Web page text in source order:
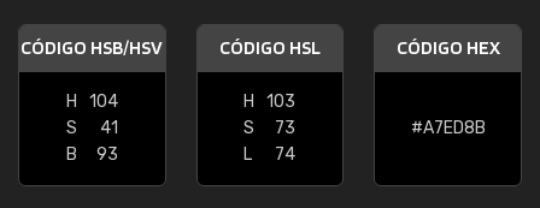
CÓDIGO HSB/HSV
H
104
S
41
B
93
CÓDIGO HSL
H
103
S
73
L
74
CÓDIGO HEX
#A7ED8B